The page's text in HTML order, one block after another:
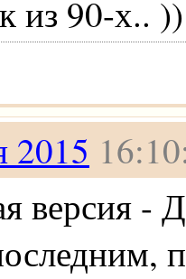
из 90-х.. ))
2015
версия -